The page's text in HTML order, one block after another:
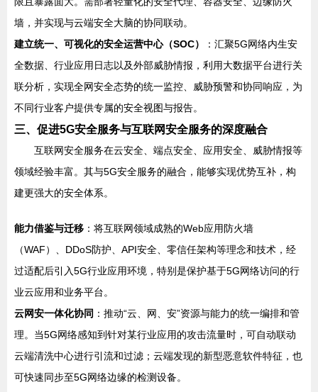
墙，并实现与云端安全大脑的协同联动。
建立统一、可视化的安全运营中心（SOC）
：汇聚5G网络内生安
全数据、行业应用日志以及外部威胁情报，利用大数据平台进行关
联分析，实现全网安全态势的统一监控、威胁预警和协同响应，为
不同行业客户提供专属的安全视图与报告。
三、促进5G安全服务与互联网安全服务的深度融合
互联网安全服务在云安全、端点安全、应用安全、威胁情报等
领域经验丰富。其与5G安全服务的融合，能够实现优势互补，构
建更强大的安全体系。
能力借鉴与迁移 ：将互联网领域成熟的Web应用防火墙
（WAF）、DDoS防护、API安全、零信任架构等理念和技术，经
过适配后引入5G行业应用环境，特别是保护基于5G网络访问的行
业云应用和业务平台。
云网安一体化协同 ：推动“云、网、安”资源与能力的统一编排和管
理。当5G网络感知到针对某行业应用的攻击流量时，可自动联动
云端清洗中心进行引流和过滤；云端发现的新型恶意软件特征，也
可快速同步至5G网络边缘的检测设备。